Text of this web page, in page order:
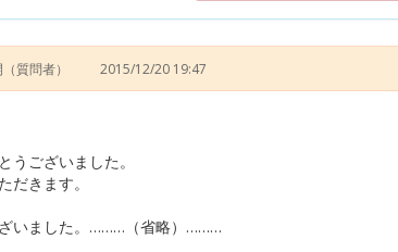
（質問者） 2015/12/20 19:47
うございました。
だきます。
いました。………（省略）………